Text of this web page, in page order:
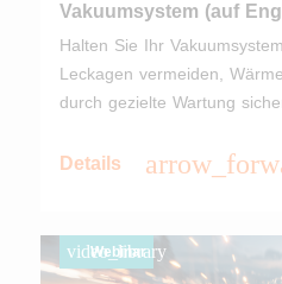
Vakuumsystem (auf
Halten Sie Ihr
Leckagen vermeiden,
durch gezielte Wartung
Details
video_library
Webinar